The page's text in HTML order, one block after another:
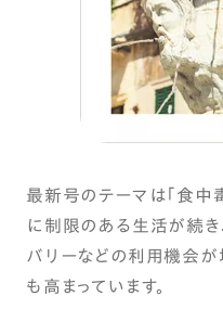
最新号のテーマは「食中
に制限のある生活が続き
バリーなどの利用機会が
も高まっています。